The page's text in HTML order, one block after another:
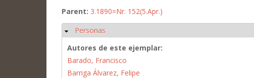
Parent: 3.1890=Nr. 152(5.Apr.)
Ocultar
Personas
Autores de este ejemplar:
Barado, Francisco
Barriga Álvarez, Felipe